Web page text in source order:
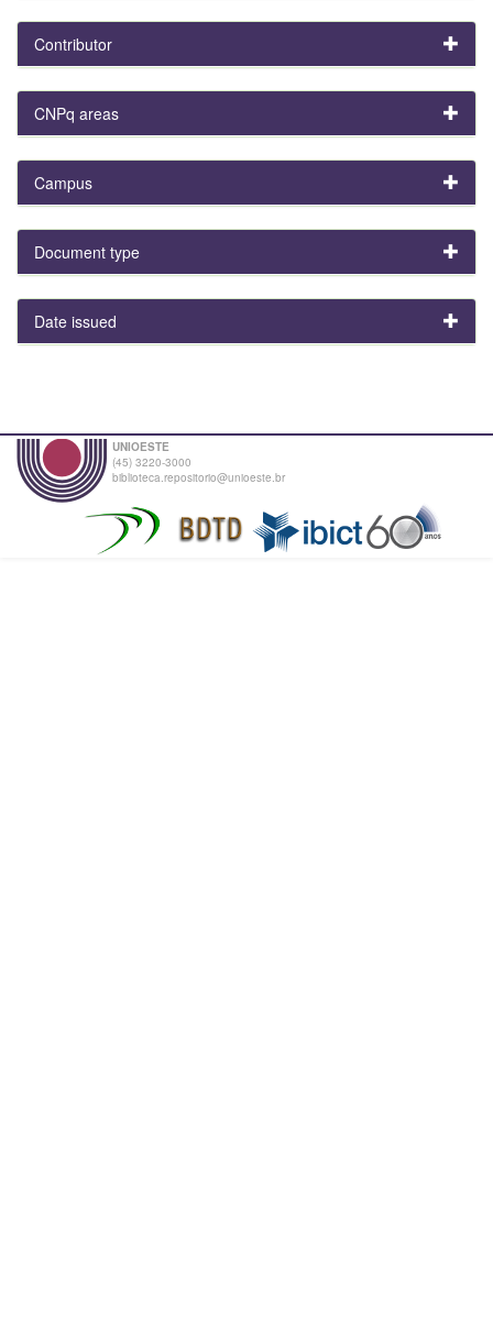
Contributor
CNPq areas
Campus
Document type
Date issued
UNIOESTE
(45) 3220-3000
biblioteca.repositorio@unioeste.br